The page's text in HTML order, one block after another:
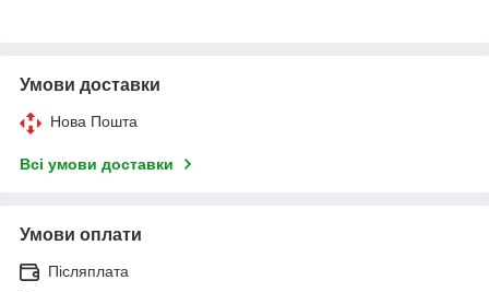
Умови доставки
Нова Пошта
Всі умови доставки
Умови оплати
Післяплата